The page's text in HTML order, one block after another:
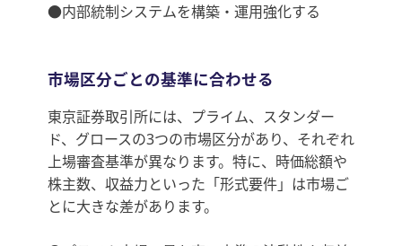
●内部統制システムを構築・運用強化する
市場区分ごとの基準に合わせる
東京証券取引所には、プライム、スタンダー
ド、グロースの3つの市場区分があり、それぞれ
上場審査基準が異なります。特に、時価総額や
株主数、収益力といった「形式要件」は市場ご
とに大きな差があります。